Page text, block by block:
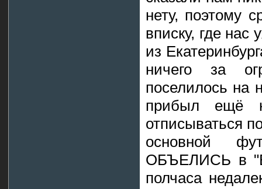
нету, поэтому
вписку, где нас
из
ничего за
поселилось на
прибыл ещё
отписываться
основной
ОБЪЕЛИСЬ в
полчаса